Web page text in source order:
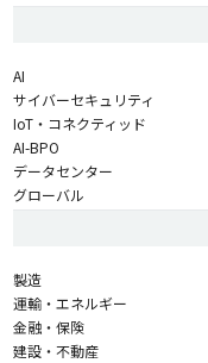
AI
サイバーセキュリティ
IoT・コネクティッド
AI-BPO
データセンター
グローバル
製造
運輸・エネルギー
金融・保険
建設・不動産